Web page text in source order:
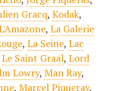
Gracq, Kodak,
, La Galerie
, La Seine, Lac
Le Saint Graal, Lord
Lowry, Man Ray,
, Marcel Piqueray,